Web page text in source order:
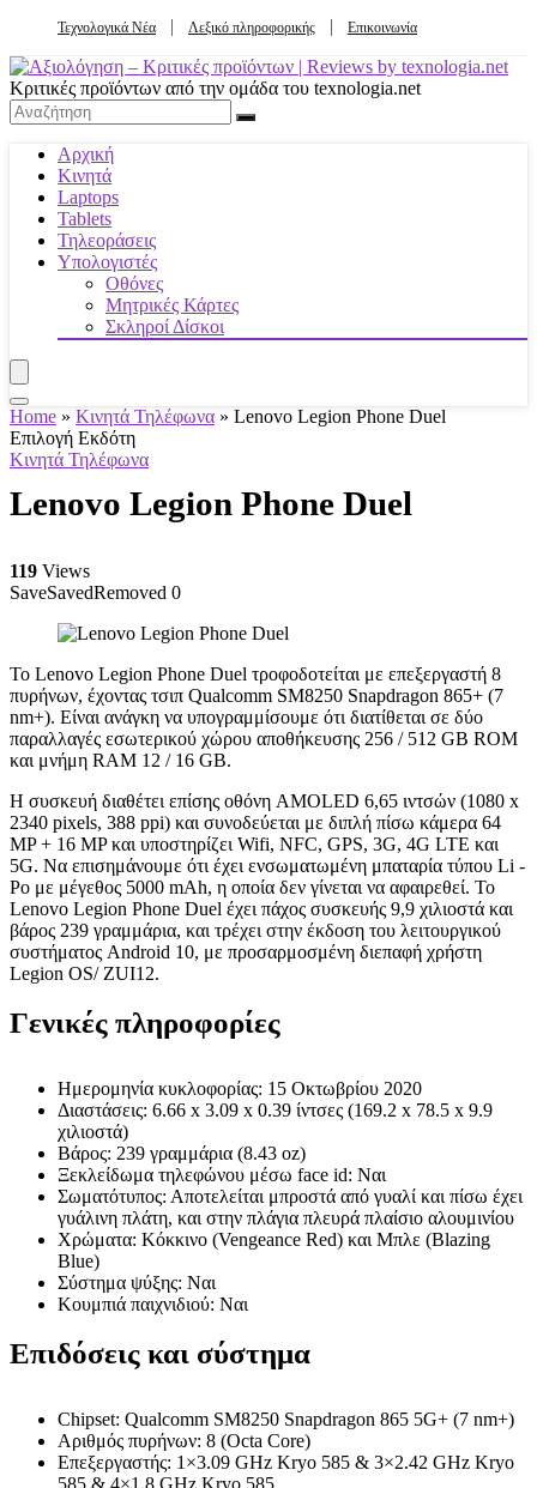
Τεχνολογικά Νέα Λεξικό πληροφορικής Επικοινωνία
Κριτικές προϊόντων από την ομάδα του texnologia.net
Αρχική
Κινητά
Laptops
Tablets
Τηλεοράσεις
Υπολογιστές
Οθόνες
Μητρικές Κάρτες
Σκληροί Δίσκοι
Home » Κινητά Τηλέφωνα » Lenovo Legion Phone Duel
Επιλογή Εκδότη
Κινητά Τηλέφωνα
Lenovo Legion Phone Duel
119 Views
SaveSavedRemoved 0
Το Lenovo Legion Phone Duel τροφοδοτείται με επεξεργαστή 8
πυρήνων, έχοντας τσιπ Qualcomm SM8250 Snapdragon 865+ (7
nm+). Είναι ανάγκη να υπογραμμίσουμε ότι διατίθεται σε δύο
παραλλαγές εσωτερικού χώρου αποθήκευσης 256 / 512 GB ROM
και μνήμη RAM 12 / 16 GB.
Η συσκευή διαθέτει επίσης οθόνη AMOLED 6,65 ιντσών (1080 x
2340 pixels, 388 ppi) και συνοδεύεται με διπλή πίσω κάμερα 64
MP + 16 MP και υποστηρίζει Wifi, NFC, GPS, 3G, 4G LTE και
5G. Να επισημάνουμε ότι έχει ενσωματωμένη μπαταρία τύπου Li -
Po με μέγεθος 5000 mAh, η οποία δεν γίνεται να αφαιρεθεί. Το
Lenovo Legion Phone Duel έχει πάχος συσκευής 9,9 χιλιοστά και
βάρος 239 γραμμάρια, και τρέχει στην έκδοση του λειτουργικού
συστήματος Android 10, με προσαρμοσμένη διεπαφή χρήστη
Legion OS/ ZUI12.
Γενικές πληροφορίες
Ημερομηνία κυκλοφορίας: 15 Οκτωβρίου 2020
Διαστάσεις: 6.66 x 3.09 x 0.39 ίντσες (169.2 x 78.5 x 9.9
χιλιοστά)
Βάρος: 239 γραμμάρια (8.43 oz)
Ξεκλείδωμα τηλεφώνου μέσω face id: Ναι
Σωματότυπος: Αποτελείται μπροστά από γυαλί και πίσω έχει
γυάλινη πλάτη, και στην πλάγια πλευρά πλαίσιο αλουμινίου
Χρώματα: Κόκκινο (Vengeance Red) και Μπλε (Blazing
Blue)
Σύστημα ψύξης: Ναι
Κουμπιά παιχνιδιού: Ναι
Επιδόσεις και σύστημα
Chipset: Qualcomm SM8250 Snapdragon 865 5G+ (7 nm+)
Αριθμός πυρήνων: 8 (Octa Core)
Επεξεργαστής: 1×3.09 GHz Kryo 585 & 3×2.42 GHz Kryo
585 & 4×1.8 GHz Kryo 585